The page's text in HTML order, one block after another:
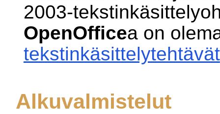
2003-
OpenOfficea on
tekstinkäsittelytehtävät
Alkuvalmistelut